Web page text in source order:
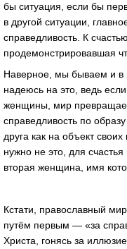
бы ситуация, если бы
в другой ситуации,
справедливость. К
продемонстрировавшая
Наверное, мы бываем и в
надеюсь на это, ведь
женщины, мир
справедливость по
друга как на объект
нужно не это, для
вторая женщина, имя
Кстати, православный
путём первым — «за
Христа, гонясь за